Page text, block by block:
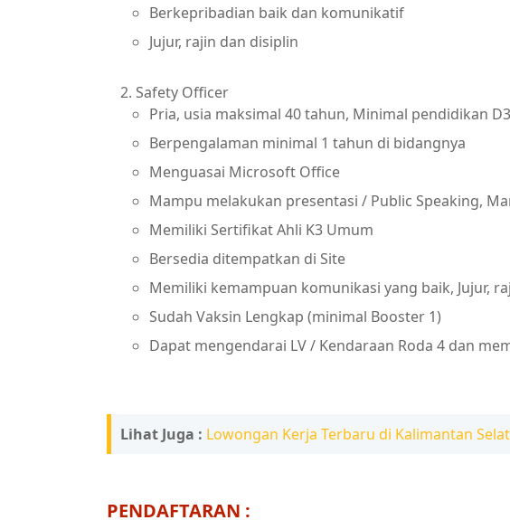
Berkepribadian baik dan komunikatif
Jujur, rajin dan disiplin
Safety Officer
Pria, usia maksimal 40 tahun, Minimal pendidikan
Berpengalaman minimal 1 tahun di bidangnya
Menguasai Microsoft Office
Mampu melakukan presentasi / Public Speaking,
Memiliki Sertifikat Ahli K3 Umum
Bersedia ditempatkan di Site
Memiliki kemampuan komunikasi yang baik, Jujur,
Sudah Vaksin Lengkap (minimal Booster 1)
Dapat mengendarai LV / Kendaraan Roda 4 dan
Lihat Juga : Lowongan Kerja Terbaru di Kalimantan
PENDAFTARAN :